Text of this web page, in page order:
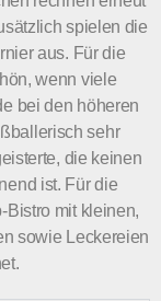
spielen die
aus. Für die
wenn viele
bei den höheren
sehr
die keinen
ist. Für die
mit kleinen,
sowie Leckereien